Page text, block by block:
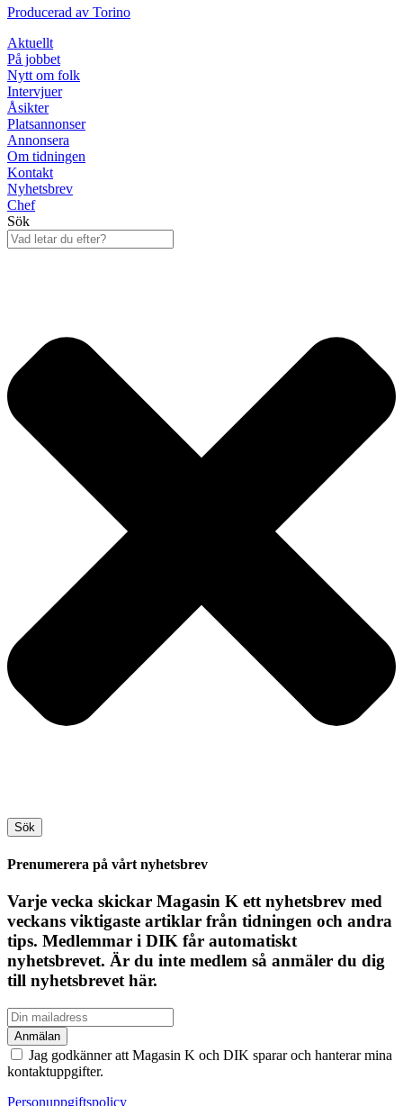
Producerad av Torino
Aktuellt
På jobbet
Nytt om folk
Intervjuer
Åsikter
Platsannonser
Annonsera
Om tidningen
Kontakt
Nyhetsbrev
Chef
Sök
Sök
Prenumerera på vårt nyhetsbrev
Varje vecka skickar Magasin K ett nyhetsbrev med
veckans viktigaste artiklar från tidningen och andra
tips. Medlemmar i DIK får automatiskt
nyhetsbrevet. Är du inte medlem så anmäler du dig
till nyhetsbrevet här.
Jag godkänner att Magasin K och DIK sparar och hanterar mina
kontaktuppgifter.
Personuppgiftspolicy